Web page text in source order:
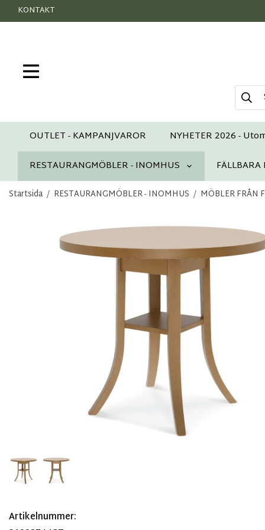
KONTAKT
OUTLET - KAMPANJVAROR NYHETER 2026 -
RESTAURANGMÖBLER - INOMHUS
Startsida / RESTAURANGMÖBLER - INOMHUS / MÖBLER
Artikelnummer: